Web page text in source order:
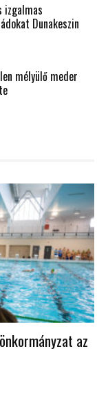
izgalmas
Dunakeszin
mélyülő meder
az